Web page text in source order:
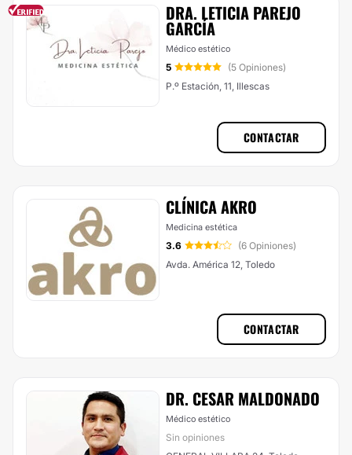
DRA. LETICIA PAREJO
GARCÍA
Médico estético
5
(5 Opiniones)
P.º Estación, 11, Illescas
CONTACTAR
CLÍNICA AKRO
Medicina estética
3.6
(6 Opiniones)
Avda. América 12, Toledo
CONTACTAR
DR. CESAR MALDONADO
Médico estético
Sin opiniones